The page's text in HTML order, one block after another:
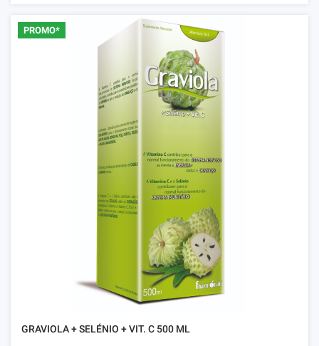
PROMO*
GRAVIOLA + SELÉNIO + VIT. C 500 ML